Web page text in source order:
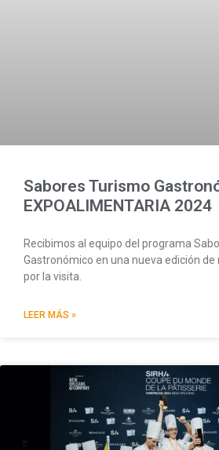
Sabores Turismo
EXPOALIMENTARIA 2024
Recibimos al equipo del programa
Gastronómico en una nueva edición
por la visita.
LEER MÁS »